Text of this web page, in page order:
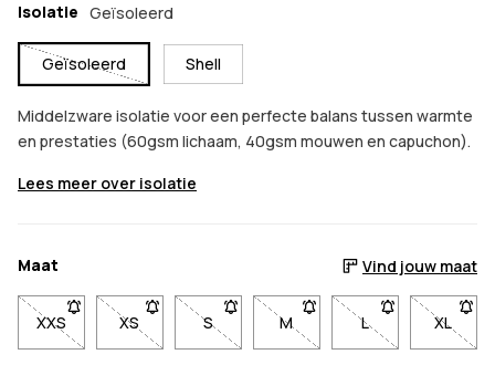
Isolatie Geïsoleerd
Geïsoleerd Shell
Middelzware isolatie voor een perfecte balans tussen warmte
en prestaties (60gsm lichaam, 40gsm mouwen en capuchon).
Lees meer over isolatie
Maat Vind jouw maat
XXS- Maat XXS niet beschikbaar. Klik om op de hoogte te
XS- Maat XS niet beschikbaar. Klik om op de
S- Maat S niet beschikbaar. Klik om op
M- Maat M niet beschikbaar.
L- Maat L niet
XL- Maat